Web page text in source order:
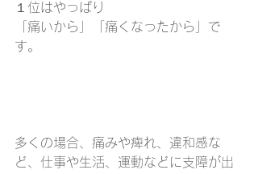
１位はやっぱり
「痛いから」「痛くなったから」で
す。
多くの場合、痛みや痺れ、違和感な
ど、仕事や生活、運動などに支障が出